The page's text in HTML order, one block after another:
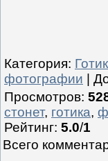
Категория:
фотографии
Просмотров:
стонет, готика,
Рейтинг: 5.0/1
Всего